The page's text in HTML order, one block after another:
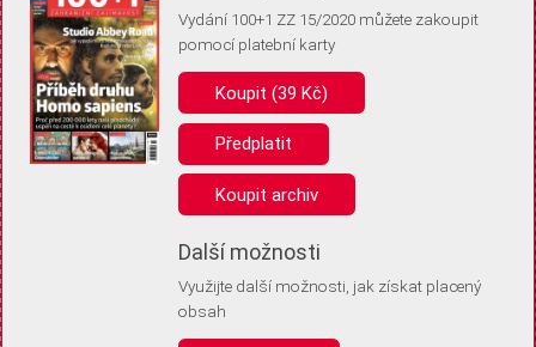
Pro základní fungování webu nepotřebujeme ukládat žádné informace
(tzv. cookies apod.). Rádi bychom vás ale požádali o souhlas s
uložením volitelných informací:
Anonymní unikátní ID
Díky němu příště poznáme, že se jedná o stejné zařízení, a
Identifikátor je zcela anonymní.
Vaše souhlasy a odmítnutí si ukládáme do vašeho zařízení, abychom se
vás už příště znovu neptali. Můžete je kdykoli později upravit ve Správě
Vydání 100+1 ZZ 15/2020 můžete zakoupit
pomocí platební karty
Koupit (39 Kč)
Předplatit
Koupit archiv
Další možnosti
Využijte další možnosti, jak získat placený
obsah